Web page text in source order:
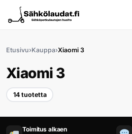
Etusivu
Etusivu›Kauppa›Xiaomi 3
Xiaomi 3
14 tuotetta
Toimitus alkaen